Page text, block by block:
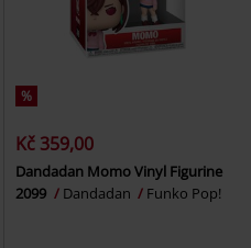
%
Kč 359,00
Dandadan Momo Vinyl Figurine
2099
Dandadan Funko Pop!